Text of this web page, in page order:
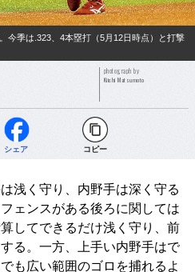
今季は.323、4本塁打（5月12日時点）と打撃
photograph by
Kiichi Matsumoto
シェア コピー
浅く守り、内野手は深く守る
ェンスがある後ろに関しては
してできるだけ浅く守り、前
る。一方、上手い内野手はで
も広い範囲のゴロを捕れるよ